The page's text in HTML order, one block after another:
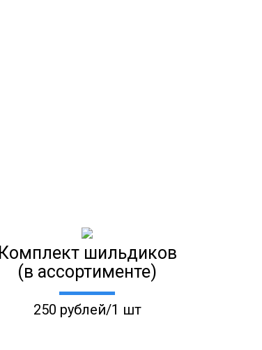
Комплект шильдиков
(в ассортименте)
250 рублей/1 шт